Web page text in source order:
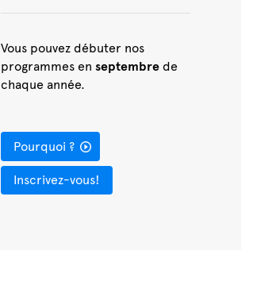
Vous pouvez débuter nos
programmes en septembre de
chaque année.
Pourquoi ?
Inscrivez-vous!